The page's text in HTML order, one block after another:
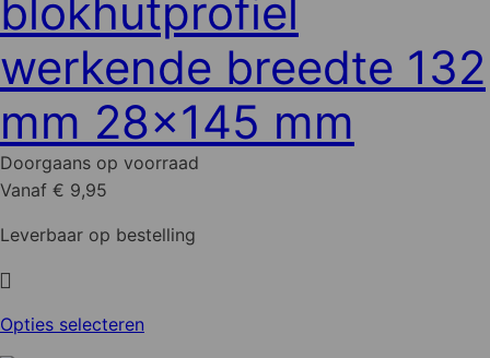
optie
kan
gekozen
worden
op
de
productpagina
blokhutprofiel
werkende breedte 132
mm 28x145 mm
Doorgaans op voorraad
Vanaf € 9,95
Leverbaar op bestelling
Opties selecteren